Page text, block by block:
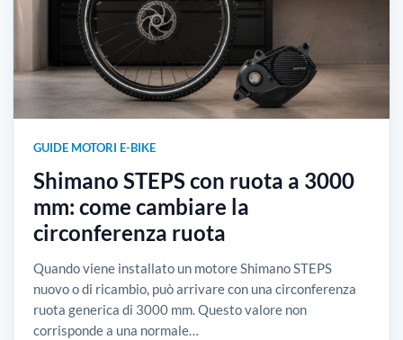
GUIDE MOTORI E-BIKE
Shimano STEPS con ruota a 3000
mm: come cambiare la
circonferenza ruota
Quando viene installato un motore Shimano STEPS
nuovo o di ricambio, può arrivare con una circonferenza
ruota generica di 3000 mm. Questo valore non
corrisponde a una normale…